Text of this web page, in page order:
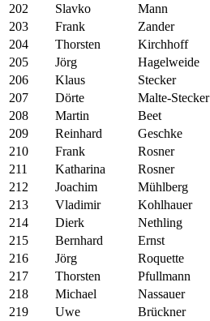
202
Slavko Mann
203
Frank Zander
204
Thorsten Kirchhoff
205
Jörg Hagelweide
206
Klaus Stecker
207
Dörte Malte-Stecker
208
Martin Beet
209
Reinhard Geschke
210
Frank Rosner
211
Katharina Rosner
212
Joachim Mühlberg
213
Vladimir Kohlhauer
214
Dierk Nethling
215
Bernhard Ernst
216
Jörg Roquette
217
Thorsten Pfullmann
218
Michael Nassauer
219
Uwe Brückner